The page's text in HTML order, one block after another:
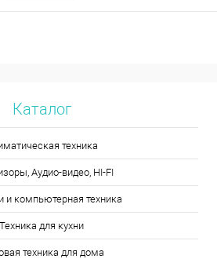
Каталог
техника
Аудио-видео, HI-FI
и компьютерная техника
Техника для кухни
техника для дома